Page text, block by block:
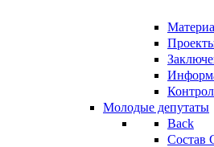
Молодые депутаты
Back